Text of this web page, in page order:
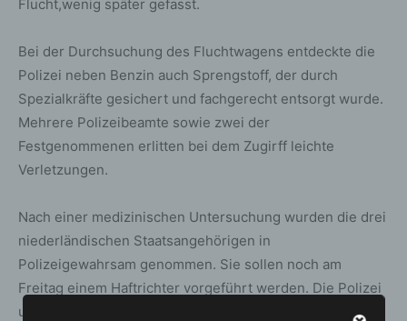
Flucht,wenig später gefasst.
Bei der Durchsuchung des Fluchtwagens entdeckte die
Polizei neben Benzin auch Sprengstoff, der durch
Spezialkräfte gesichert und fachgerecht entsorgt wurde.
Mehrere Polizeibeamte sowie zwei der
Festgenommenen erlitten bei dem Zugirff leichte
Verletzungen.
Nach einer medizinischen Untersuchung wurden die drei
niederländischen Staatsangehörigen in
Polizeigewahrsam genommen. Sie sollen noch am
Freitag einem Haftrichter vorgeführt werden. Die Polizei
und Staatsanwaltschaft Osnabrück führen die weiteren